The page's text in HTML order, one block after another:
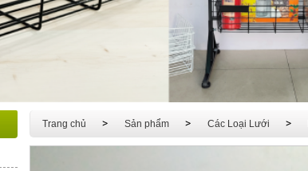
Trang chủ Sản phẩm Các Loại Lưới